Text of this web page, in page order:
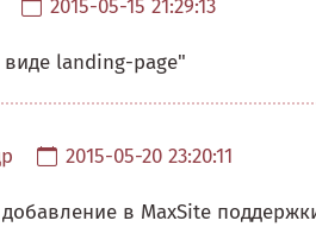
2015-05-15 21:29:13
landing-page"
2015-05-20 23:20:11
в MaxSite